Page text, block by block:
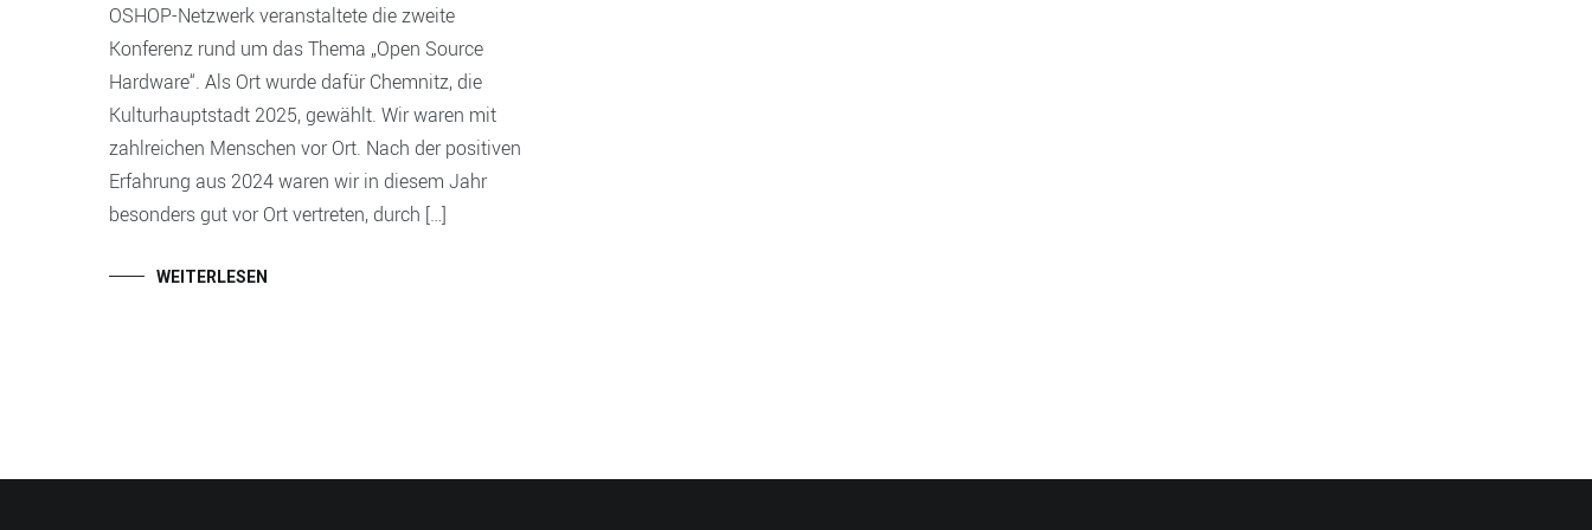
OSHOP-Netzwerk veranstaltete die zweite
Konferenz rund um das Thema „Open Source
Hardware“. Als Ort wurde dafür Chemnitz, die
Kulturhauptstadt 2025, gewählt. Wir waren mit
zahlreichen Menschen vor Ort. Nach der positiven
Erfahrung aus 2024 waren wir in diesem Jahr
besonders gut vor Ort vertreten, durch […]
WEITERLESEN